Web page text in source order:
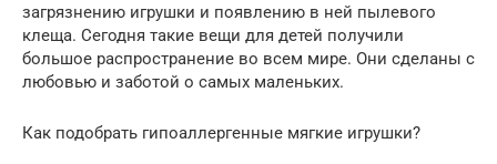
загрязнению игрушки и появлению в ней пылевого
клеща. Сегодня такие вещи для детей получили
большое распространение во всем мире. Они сделаны с
любовью и заботой о самых маленьких.
Как подобрать гипоаллергенные мягкие игрушки?